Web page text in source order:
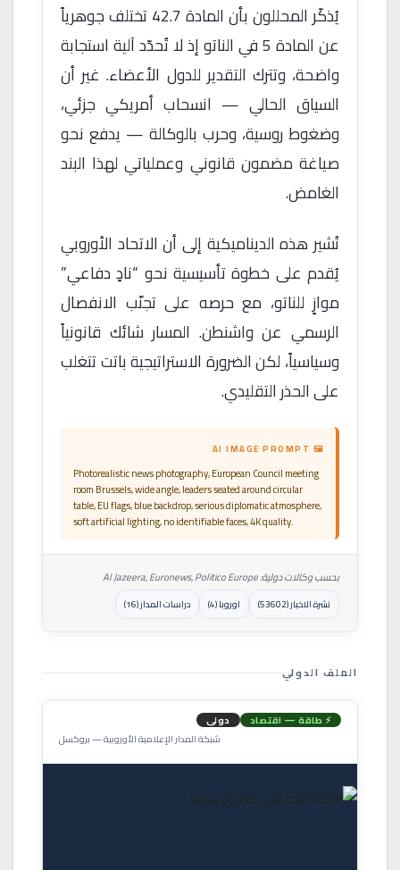
يُذكّر المحللون بأن المادة 42.7 تختلف جوهرياً
عن المادة 5 في الناتو إذ لا تُحدّد آلية استجابة
واضحة، وتترك التقدير للدول الأعضاء. غير أن
السياق الحالي — انسحاب أمريكي جزئي،
وضغوط روسية، وحرب بالوكالة — يدفع نحو
صياغة مضمون قانوني وعملياتي لهذا البند
الغامض.
تُشير هذه الديناميكية إلى أن الاتحاد الأوروبي
يُقدم على خطوة تأسيسية نحو “نادٍ دفاعي”
موازٍ للناتو، مع حرصه على تجنّب الانفصال
الرسمي عن واشنطن. المسار شائك قانونياً
وسياسياً، لكن الضرورة الاستراتيجية باتت تتغلب
على الحذر التقليدي.
🖼 AI IMAGE PROMPT
Photorealistic news photography, European Council meeting
room Brussels, wide angle, leaders seated around circular
table, EU flags, blue backdrop, serious diplomatic atmosphere,
soft artificial lighting, no identifiable faces, 4K quality.
بحسب وكالات دولية: Al Jazeera, Euronews, Politico Europe
نشرة الاخبار (53602) اوروبا (4) دراسات المدار (16)
الملف الدولي
⚡ طاقة — اقتصاد دولي
شبكة المدار الإعلامية الأوروبية — بروكسل